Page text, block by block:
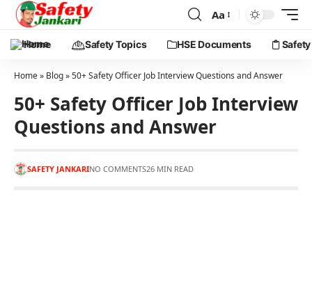
Aa
Home Safety Topics HSE Documents
Home» Blog»50+ Safety Officer Job Interview Questions and Answer
50+ Safety Officer Job Interview
Questions and Answer
SAFETY JANKARINO COMMENTS26 MIN READ